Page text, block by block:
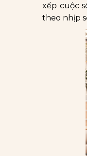
xếp cuộc
theo nhịp